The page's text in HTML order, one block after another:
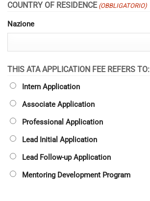
COUNTRY OF RESIDENCE (OBBLIGATORIO)
Nazione
THIS ATA APPLICATION FEE REFERS TO:
Intern Application
Associate Application
Professional Application
Lead Initial Application
Lead Follow-up Application
Mentoring Development Program